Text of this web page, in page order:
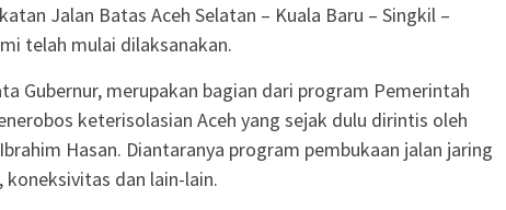
Jalan Batas Aceh Selatan – Kuala Baru – Singkil –
telah mulai dilaksanakan.
Gubernur, merupakan bagian dari program Pemerintah
keterisolasian Aceh yang sejak dulu dirintis oleh
Hasan. Diantaranya program pembukaan jalan jaring
koneksivitas dan lain-lain.